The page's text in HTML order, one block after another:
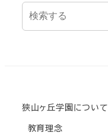
狭山ヶ丘学園について
教育理念